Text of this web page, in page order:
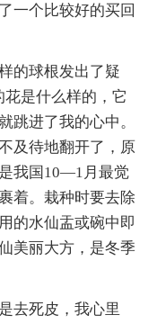
一个比较好的买回
的球根发出了疑
是什么样的，它
进了我的心中。
及待地翻开了，原
我国10—1月最觉
着。栽种时要去除
的水仙盂或碗中即
美丽大方，是冬季
去死皮，我心里